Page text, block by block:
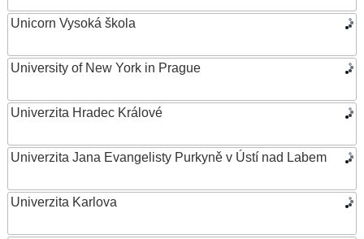
Unicorn Vysoká škola
University of New York in Prague
Univerzita Hradec Králové
Univerzita Jana Evangelisty Purkyně v Ústí nad Labem
Univerzita Karlova